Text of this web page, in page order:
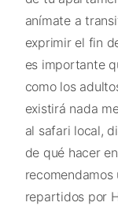
anímate a
exprimir el fin
es importante
como los
existirá nada
al safari local,
de qué hacer
repartidos por